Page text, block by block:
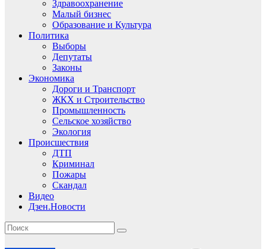
Здравоохранение
Малый бизнес
Образование и Культура
Политика
Выборы
Депутаты
Законы
Экономика
Дороги и Транспорт
ЖКХ и Строительство
Промышленность
Сельское хозяйство
Экология
Происшествия
ДТП
Криминал
Пожары
Скандал
Видео
Дзен.Новости